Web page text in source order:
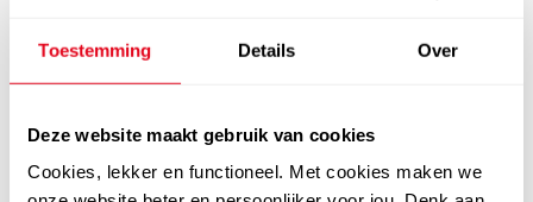
Toestemming Details Over
Deze website maakt gebruik van cookies
Cookies, lekker en functioneel. Met cookies maken we